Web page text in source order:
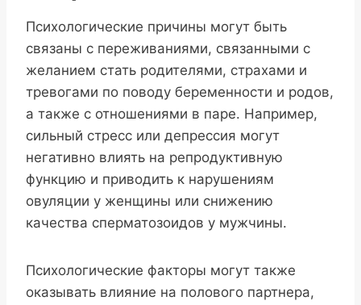
Психологические причины могут быть
связаны с переживаниями, связанными с
желанием стать родителями, страхами и
тревогами по поводу беременности и родов,
а также с отношениями в паре. Например,
сильный стресс или депрессия могут
негативно влиять на репродуктивную
функцию и приводить к нарушениям
овуляции у женщины или снижению
качества сперматозоидов у мужчины.
Психологические факторы могут также
оказывать влияние на полового партнера,